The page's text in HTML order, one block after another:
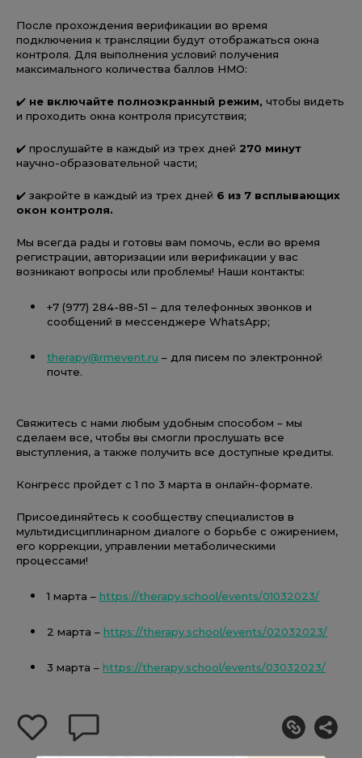
После прохождения верификации во время
подключения к трансляции будут отображаться окна
контроля. Для выполнения условий получения
максимального количества баллов НМО:
✔️ не включайте полноэкранный режим, чтобы видеть
и проходить окна контроля присутствия;
✔️ прослушайте в каждый из трех дней 270 минут
научно-образовательной части;
✔️ закройте в каждый из трех дней 6 из 7 всплывающих
окон контроля.
Мы всегда рады и готовы вам помочь, если во время
регистрации, авторизации или верификации у вас
возникают вопросы или проблемы! Наши контакты:
+7 (977) 284-88-51 – для телефонных звонков и
сообщений в мессенджере WhatsApp;
therapy@rmevent.ru – для писем по электронной
почте.
Свяжитесь с нами любым удобным способом – мы
сделаем все, чтобы вы смогли прослушать все
выступления, а также получить все доступные кредиты.
Конгресс пройдет с 1 по 3 марта в онлайн-формате.
Присоединяйтесь к сообществу специалистов в
мультидисциплинарном диалоге о борьбе с ожирением,
его коррекции, управлении метаболическими
процессами!
1 марта – https://therapy.school/events/01032023/
2 марта – https://therapy.school/events/02032023/
3 марта – https://therapy.school/events/03032023/
добавить
себе